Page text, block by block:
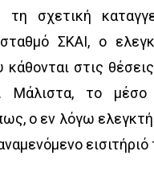
σχετική
ΣΚΑΙ, ο
κάθονται στις
Μάλιστα, το μέσο
ο εν λόγω
εισιτήριό